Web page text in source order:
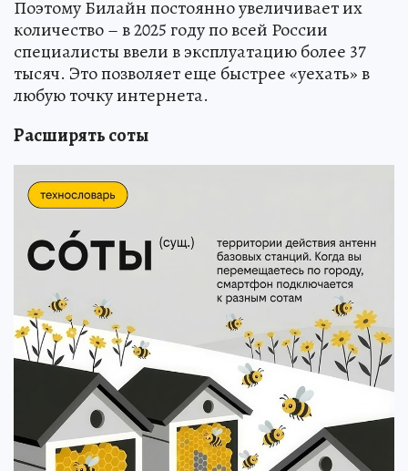
Поэтому Билайн постоянно увеличивает их
количество – в 2025 году по всей России
специалисты ввели в эксплуатацию более 37
тысяч. Это позволяет еще быстрее «уехать» в
любую точку интернета.
Расширять соты